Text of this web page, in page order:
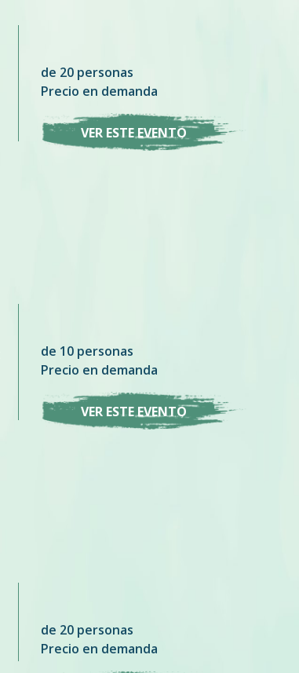
de 20 personas
Precio en demanda
VER ESTE EVENTO
de 10 personas
Precio en demanda
VER ESTE EVENTO
de 20 personas
Precio en demanda